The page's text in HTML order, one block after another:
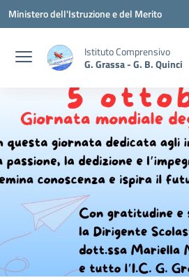
Vai ai contenuti
Vai al menu di navigazione
Vai al footer
Ministero dell'Istruzione e del Merito
Istituto Comprensivo
G. Grassa - G. B. Quinci